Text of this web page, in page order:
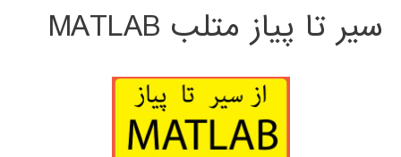
سیر تا پیاز متلب MATLAB